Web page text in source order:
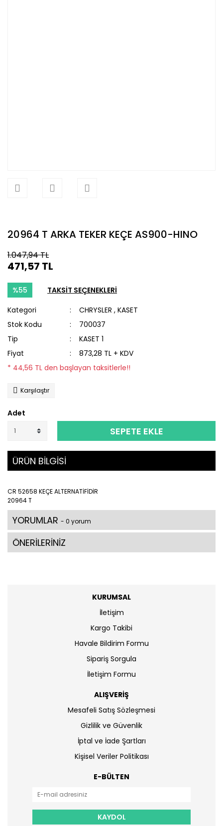
20964 T ARKA TEKER KEÇE AS900-HINO
1.047,94 TL
471,57 TL
%55 TAKSİT SEÇENEKLERİ
Kategori CHRYSLER ,KASET
Stok Kodu
700037
Tip
KASET 1
Fiyat
873,28 TL + KDV
* 44,56 TL den başlayan taksitlerle!!
Karşılaştır
Adet
SEPETE EKLE
ÜRÜN BİLGİSİ
CR 52658 KEÇE ALTERNATİFİDİR
20964 T
YORUMLAR - 0 yorum
ÖNERİLERİNİZ
KURUMSAL
İletişim
Kargo Takibi
Havale Bildirim Formu
Sipariş Sorgula
İletişim Formu
ALIŞVERİŞ
Mesafeli Satış Sözleşmesi
Gizlilik ve Güvenlik
İptal ve İade Şartları
Kişisel Veriler Politikası
E-BÜLTEN
KAYDOL